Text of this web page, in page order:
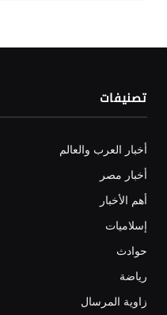
تصنيفات
أخبار العرب والعالم
أخبار مصر
أهم الأخبار
إسلاميات
حوادث
رياضة
زاوية المرسال